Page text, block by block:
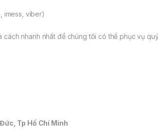
imess, viber)
nhanh nhất để chúng tôi có thể phục vụ
Tp Hồ Chí Minh